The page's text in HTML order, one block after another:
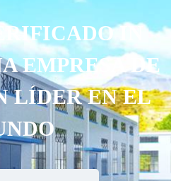
IN
EMPRESA DE
LÍDER EN EL